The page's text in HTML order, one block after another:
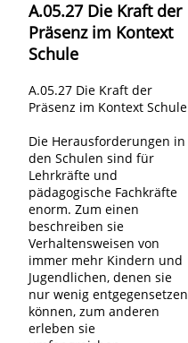
A.05.27 Die Kraft der
Präsenz im Kontext
Schule
A.05.27 Die Kraft der
Präsenz im Kontext Schule
Die Herausforderungen in
den Schulen sind für
Lehrkräfte und
pädagogische Fachkräfte
enorm. Zum einen
beschreiben sie
Verhaltensweisen von
immer mehr Kindern und
Jugendlichen, denen sie
nur wenig entgegensetzen
können, zum anderen
erleben sie